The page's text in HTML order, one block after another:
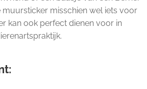
muursticker misschien wel iets voor
kan ook perfect dienen voor in